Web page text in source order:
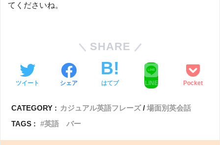
てくださいね。
SHARE
ツイート シェア はてブ LINE Pocket
CATEGORY : カジュアル英語フレーズ
場面別英会話
TAGS :
英語 バー